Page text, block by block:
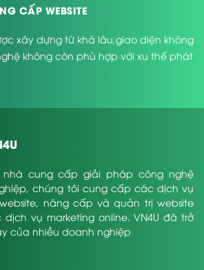
CẤP WEBSITE
xây dựng từ khá lâu,giao diện không
không còn phù hợp với xu thế phát
nhà cung cấp giải pháp công nghệ
chúng tôi cung cấp các dịch vụ
nâng cấp và quản trị website
vụ marketing online. VN4U đã trở
của nhiều doanh nghiệp